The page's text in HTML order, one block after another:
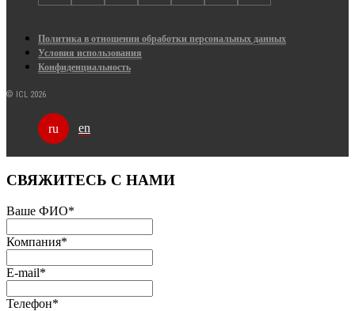
Политика в отношении обработки персональных данных
Условия использования
Конфиденциальность
© ICL 2026
ru en
СВЯЖИТЕСЬ С НАМИ
Ваше ФИО*
Компания*
E-mail*
Телефон*